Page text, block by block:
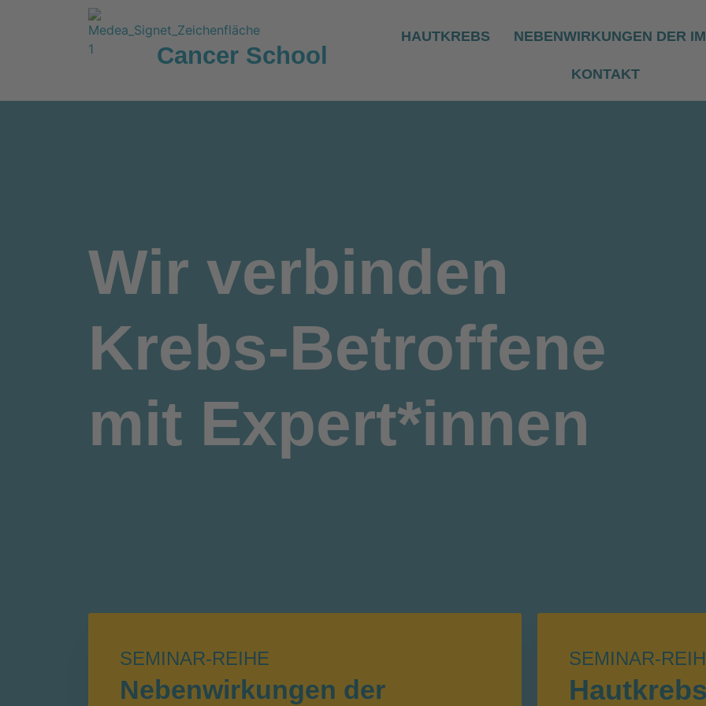
Cancer School
HAUTKREBS NEBENWIRKUNGEN DER
KONTAKT
Wir verbinden
Krebs-Betroffene
mit Expert*innen
SEMINAR-REIHE
Nebenwirkungen der
SEMINAR-